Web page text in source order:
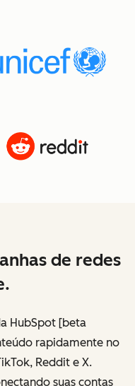
de redes
HubSpot [beta
rapidamente no
Reddit e X.
suas contas